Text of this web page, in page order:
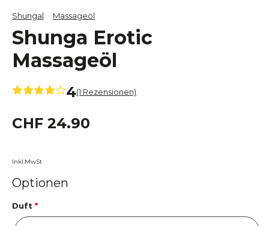
Shunga Massageöl
Shunga Erotic
Massageöl
4(1 Rezensionen)
CHF 24.90
Inkl.MwSt
Optionen
Duft *